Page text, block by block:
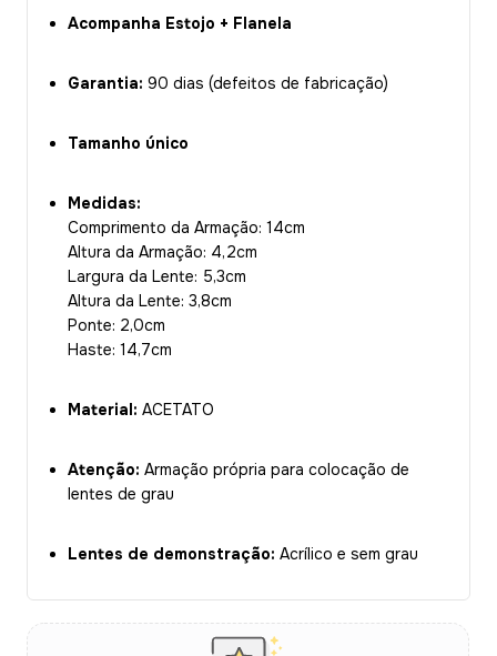
Acompanha Estojo + Flanela
Garantia: 90 dias (defeitos de fabricação)
Tamanho único
Medidas:
Comprimento da Armação: 14cm
Altura da Armação: 4,2cm
Largura da Lente: 5,3cm
Altura da Lente: 3,8cm
Ponte: 2,0cm
Haste: 14,7cm
Material: ACETATO
Atenção: Armação própria para colocação de
lentes de grau
Lentes de demonstração: Acrílico e sem grau